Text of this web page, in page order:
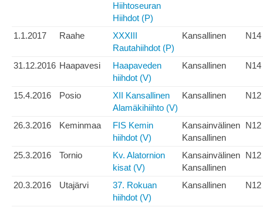
Hiihtoseuran
Hiihdot (P)
1.1.2017 Raahe
XXXIII
Rautahiihdot (P)
Kansallinen N14
31.12.2016 Haapavesi
Haapaveden
hiihdot (V)
Kansallinen N14
15.4.2016 Posio
XII Kansallinen
Alamäkihiihto (V)
Kansallinen N12
26.3.2016 Keminmaa
FIS Kemin
hiihdot (V)
Kansainvälinen
Kansallinen
N12
25.3.2016 Tornio
Kv. Alatornion
kisat (V)
Kansainvälinen
Kansallinen
N12
20.3.2016 Utajärvi
37. Rokuan
hiihdot (V)
Kansallinen N12